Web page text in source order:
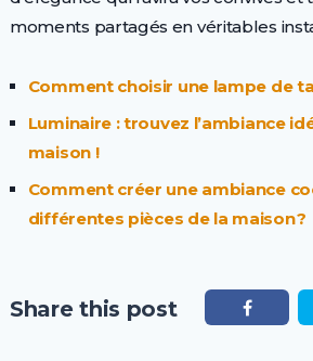
moments partagés en véritables
Comment choisir une lampe de
Luminaire : trouvez l’ambiance
maison !
Comment créer une ambiance
différentes pièces de la maison ?
Share this post